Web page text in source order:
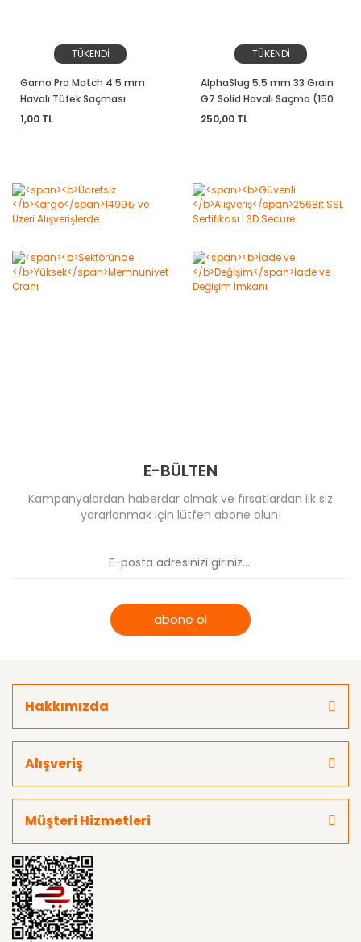
TÜKENDİ
Gamo Pro Match 4.5 mm
Havalı Tüfek Saçması
1,00 TL
TÜKENDİ
AlphaSlug 5.5 mm 33 Grain
G7 Solid Havalı Saçma (150
Adet)
250,00 TL
E-BÜLTEN
Kampanyalardan haberdar olmak ve fırsatlardan ilk siz
yararlanmak için lütfen abone olun!
abone ol
Hakkımızda
Alışveriş
Müşteri Hizmetleri